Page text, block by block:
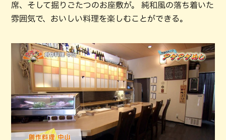
席、そして掘りごたつのお座敷が。 純和風の落ち着いた
雰囲気で、おいしい料理を楽しむことができる。